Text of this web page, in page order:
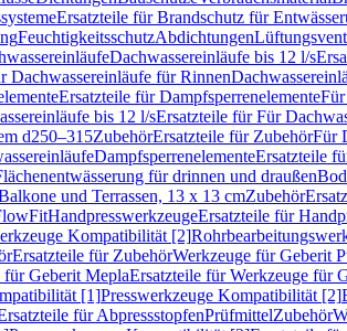
Ersatzteile für Brandschutz für
FeuchtigkeitsschutzAbdichtungen
Dachwassereinläufe bis 12 l/s
Dachwassereinläufe für Rinnen
Ersatzteile für Dampfsperrenelemente
bis 12 l/sErsatzteile für Für
d250–315ZubehörErsatzteile für ZubehörFür
DampfsperrenelementeErsatzteile
für drinnen und draußen
und Terrassen, 13 x 13 cmZubehör
HandpresswerkzeugeErsatzteile für
Kompatibilität [2]
Ersatzteile für ZubehörWerkzeuge für Geberit
für Geberit MeplaErsatzteile für Werkzeuge für
[1]Presswerkzeuge Kompatibilität [2]
für AbpressstopfenPrüfmittelZubehör